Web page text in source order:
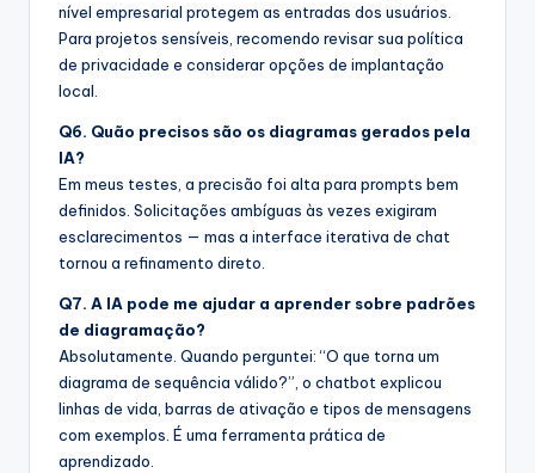
nível empresarial protegem as entradas dos usuários.
Para projetos sensíveis, recomendo revisar sua política
de privacidade e considerar opções de implantação
local.
Q6. Quão precisos são os diagramas gerados pela
IA?
Em meus testes, a precisão foi alta para prompts bem
definidos. Solicitações ambíguas às vezes exigiram
esclarecimentos — mas a interface iterativa de chat
tornou a refinamento direto.
Q7. A IA pode me ajudar a aprender sobre padrões
de diagramação?
Absolutamente. Quando perguntei: “O que torna um
diagrama de sequência válido?”, o chatbot explicou
linhas de vida, barras de ativação e tipos de mensagens
com exemplos. É uma ferramenta prática de
aprendizado.